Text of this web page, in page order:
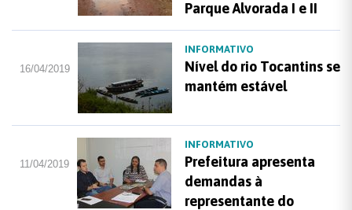
Parque Alvorada I e II
16/04/2019
INFORMATIVO
Nível do rio Tocantins se
mantém estável
11/04/2019
INFORMATIVO
Prefeitura apresenta
demandas à
representante do